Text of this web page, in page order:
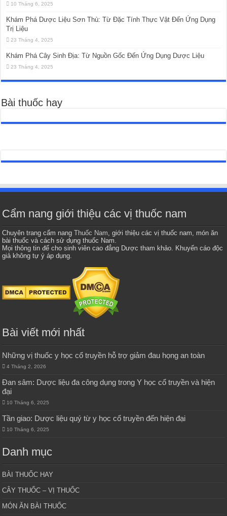
10 Tháng 6, 2025
Khám Phá Dược Liệu Sơn Thù: Từ Đặc Tính Thực Vật Đến Ứng Dụng
Trị Liệu
23 Tháng 4, 2025
Khám Phá Cây Sinh Địa: Từ Nguồn Gốc Đến Ứng Dụng Dược Liệu
23 Tháng 4, 2025
Bài thuốc hay
Cẩm nang giới thiệu các vị thuốc nam
Chuyên trang cẩm nangThuốc Nam , giới thiệu các vị thuốc nam, món ăn
bài thuốc và cách sử dụng thuốc Nam.
Mọi thông tin để cho sinh viên cao đẳng Dược tham khảo. Khuyến cáo độc
giả không tự ý áp dụng.
Bài viết mới nhất
Những vị thuốc y học cổ truyền hỗ trợ giảm đau họng an toàn
4 Tháng 2, 2026
Đan sâm: Dược liệu đa công dụng trong Y học cổ truyền và hiện
đại
10 Tháng 6, 2025
Tần giao: Dược liệu quý từ y học cổ truyền đến hiện đại
10 Tháng 6, 2025
Danh mục
BÀI THUỐC HAY
CÂY THUỐC – VỊ THUỐC
MÓN ĂN BÀI THUỐC